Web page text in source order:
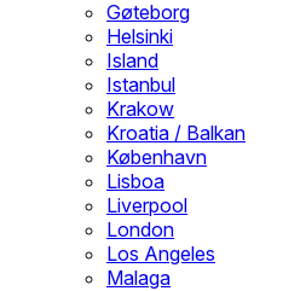
Gøteborg
Helsinki
Island
Istanbul
Krakow
Kroatia / Balkan
København
Lisboa
Liverpool
London
Los Angeles
Malaga